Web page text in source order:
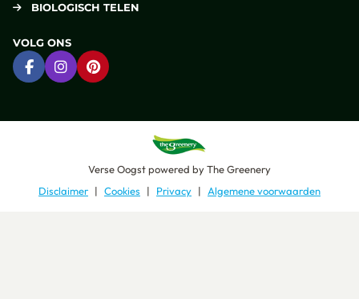
BIOLOGISCH TELEN
VOLG ONS
Ga naar Facebook
Ga naar Instagram
Ga naar Pinterest
Verse Oogstpowered byThe Greenery
Disclaimer
Cookies Privacy Algemene voorwaarden